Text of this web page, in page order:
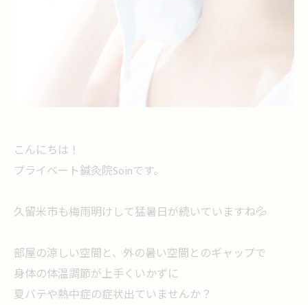
こんにちは！
プライベート鍼灸院Soinです。
久留米市も梅雨明けして猛暑日が続いていますね💦
部屋の涼しい空間と、外の暑い空間とのギャップで
身体の体温調節が上手くいかずに
夏バテや熱中症の症状出ていませんか？